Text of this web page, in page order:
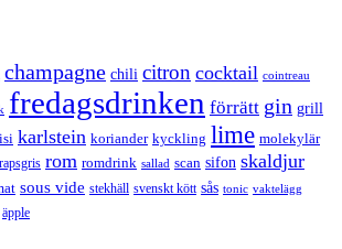
champagne chili citron cocktail cointreau
fredagsdrinken förrätt gin grill
isi karlstein koriander kyckling lime molekylär
rapsgris rom romdrink sallad scan sifon skaldjur
sous vide stekhäll svenskt kött sås tonic vaktelägg
äpple